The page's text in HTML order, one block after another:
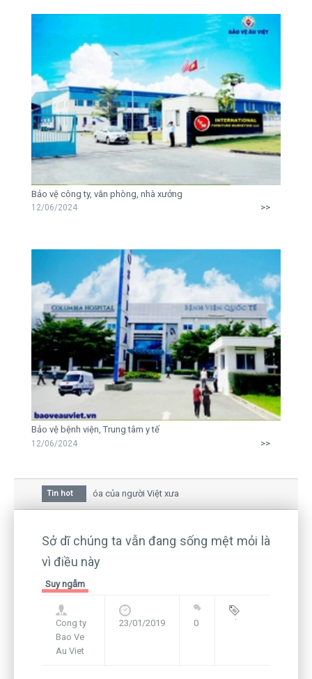
Bảo vệ công ty, văn phòng, nhà xưởng
12/06/2024 >>
Bảo vệ bệnh viện, Trung tâm y tế
12/06/2024 >>
Tin hot
mai trong văn hóa của người Việt xưa
bức thư gửi mẹ của người... tử tù và của CEO
Sở dĩ chúng ta vẫn đang sống mệt mỏi là
vì điều này
Suy ngẫm
Cong ty
Bao Ve
Au Viet
23/01/2019 0 Blog